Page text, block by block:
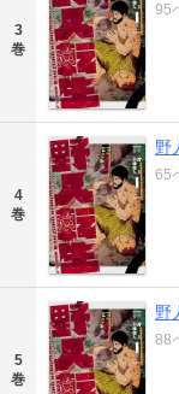
3
巻
95
4
巻
野
65
5
巻
野
88